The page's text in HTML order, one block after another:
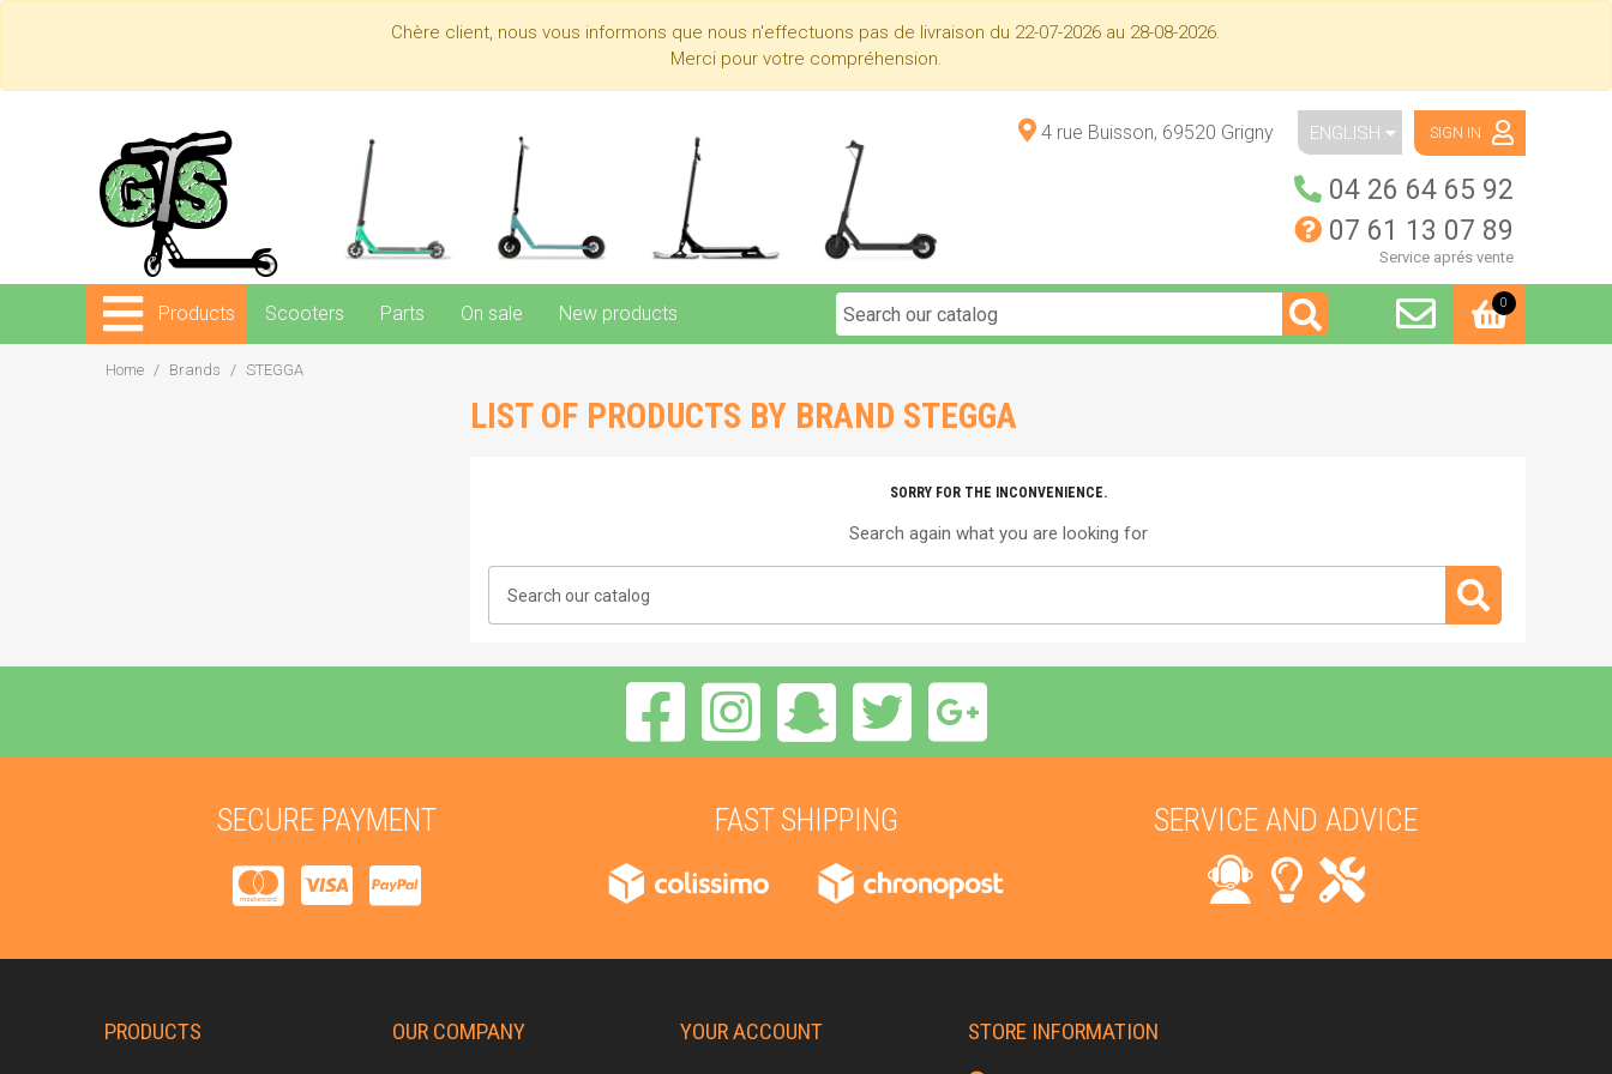
Chère client, nous vous informons que nous n'effectuons pas de livraison du 22-07-2026 au 28-08-2026.
Merci pour votre compréhension.
4 rue Buisson, 69520 Grigny ENGLISH SIGN IN
04 26 64 65 92
07 61 13 07 89
Service aprés vente
Products Scooters Parts On sale New products 0
Home Brands STEGGA
LIST OF PRODUCTS BY BRAND STEGGA
SORRY FOR THE INCONVENIENCE.
Search again what you are looking for
SECURE PAYMENT FAST SHIPPING SERVICE AND ADVICE
PRODUCTS OUR COMPANY YOUR ACCOUNT STORE INFORMATION